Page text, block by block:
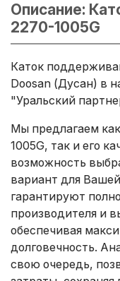
Описание:
2270-1005G
Каток
Doosan (Дусан) в
"Уральский
Мы предлагаем
1005G, так и его
возможность
вариант для
гарантируют
производителя и
обеспечивая
долговечность.
свою очередь,